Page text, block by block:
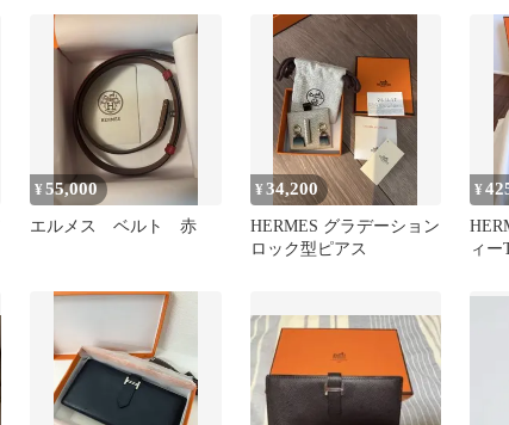
¥55,000
エルメス ベルト 赤
¥34,200
HERMES グラデーション
ロック型ピアス
¥
ィー